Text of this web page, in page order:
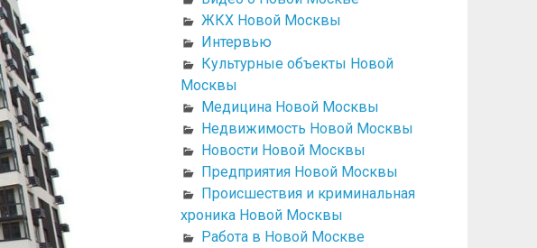
ЖКХ Новой Москвы
Интервью
Культурные объекты Новой
Москвы
Медицина Новой Москвы
Недвижимость Новой Москвы
Новости Новой Москвы
Предприятия Новой Москвы
Происшествия и криминальная
хроника Новой Москвы
Работа в Новой Москве